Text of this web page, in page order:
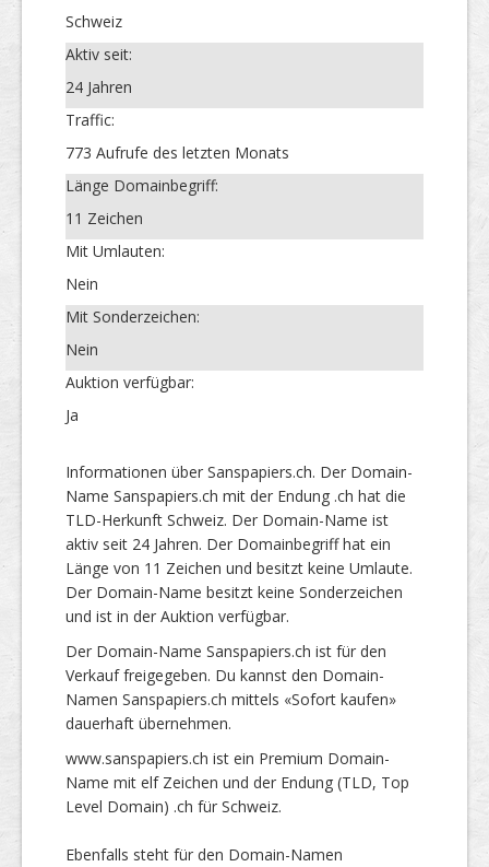
Schweiz
Aktiv seit:
24 Jahren
Traffic:
773 Aufrufe des letzten Monats
Länge Domainbegriff:
11 Zeichen
Mit Umlauten:
Nein
Mit Sonderzeichen:
Nein
Auktion verfügbar:
Ja
Informationen über Sanspapiers.ch. Der Domain-
Name Sanspapiers.ch mit der Endung .ch hat die
TLD-Herkunft Schweiz. Der Domain-Name ist
aktiv seit 24 Jahren. Der Domainbegriff hat ein
Länge von 11 Zeichen und besitzt keine Umlaute.
Der Domain-Name besitzt keine Sonderzeichen
und ist in der Auktion verfügbar.
Der Domain-Name Sanspapiers.ch ist für den
Verkauf freigegeben. Du kannst den Domain-
Namen Sanspapiers.ch mittels «Sofort kaufen»
dauerhaft übernehmen.
www.sanspapiers.ch ist ein Premium Domain-
Name mit elf Zeichen und der Endung (TLD, Top
Level Domain) .ch für Schweiz.
Ebenfalls steht für den Domain-Namen